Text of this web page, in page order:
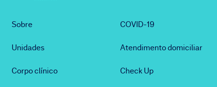
Sobre
Unidades
Corpo clínico
COVID-19
Atendimento domiciliar
Check Up